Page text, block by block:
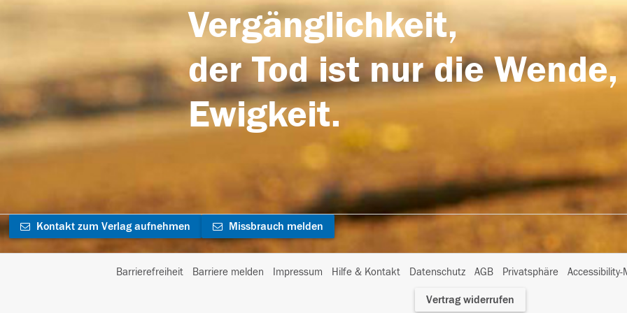
Vergänglichkeit,
der Tod ist nur die
Ewigkeit.
Kontakt zum Verlag aufnehmen Missbrauch melden
Barrierefreiheit Barriere melden Impressum Hilfe & Kontakt Datenschutz AGB Privatsphäre
I
Vertrag widerrufen